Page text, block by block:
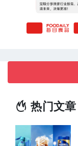
热门文章